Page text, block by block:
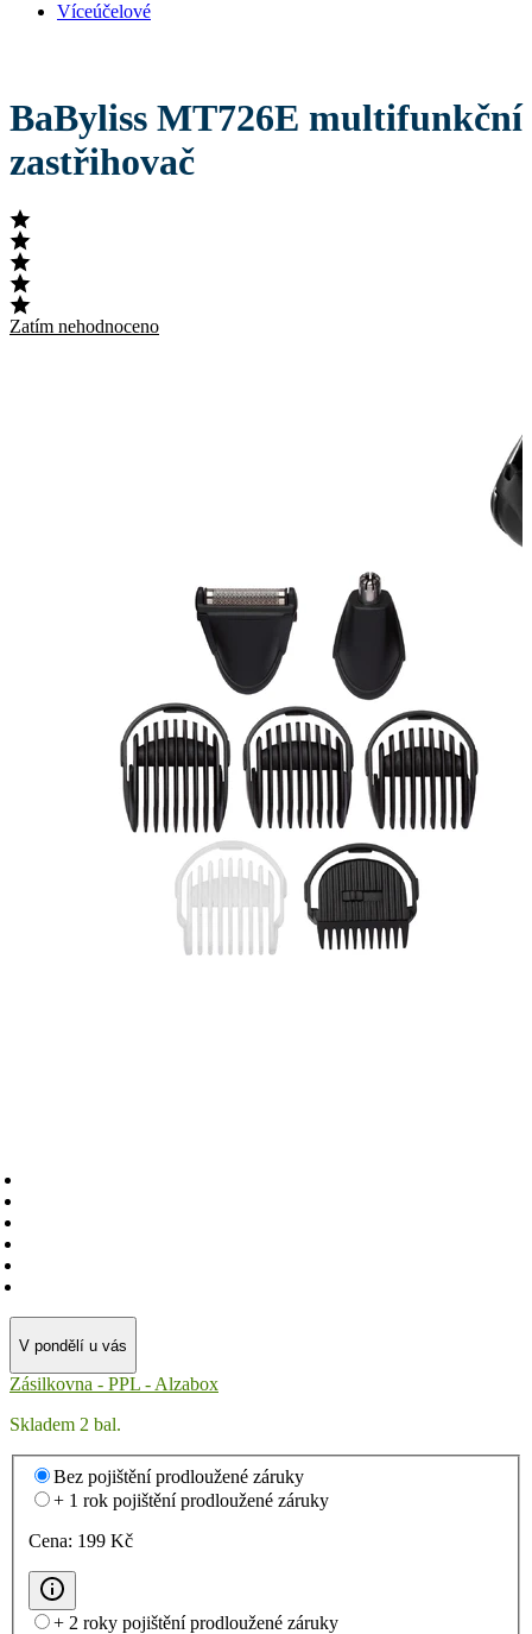
Víceúčelové
BaByliss MT726E multifunkční
zastřihovač
Zatím nehodnoceno
V pondělí u vás
Zásilkovna - PPL - Alzabox
Skladem 2 bal.
Bez pojištění prodloužené záruky
+ 1 rok pojištění prodloužené záruky
Cena: 199 Kč
+ 2 roky pojištění prodloužené záruky